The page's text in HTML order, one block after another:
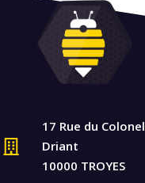
17 Rue du Colonel
Driant
10000 TROYES